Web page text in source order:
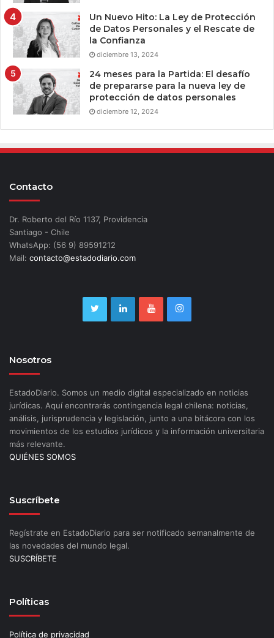
Un Nuevo Hito: La Ley de Protección
de Datos Personales y el Rescate de
la Confianza
diciembre 13, 2024
24 meses para la Partida: El desafío
de prepararse para la nueva ley de
protección de datos personales
diciembre 12, 2024
Contacto
Dr. Roberto del Río 1137, Providencia
Santiago - Chile
WhatsApp: (56 9) 89591212
Mail: contacto@estadodiario.com
Nosotros
EstadoDiario. Somos un medio digital especializado en noticias
jurídicas. Aquí encontrarás contingencia legal chilena: noticias,
análisis, jurisprudencia y legislación, junto a una bitácora con los
movimientos de los estudios jurídicos y la información universitaria
más relevante.
QUIÉNES SOMOS
Suscríbete
Regístrate en EstadoDiario para ser notificado semanalmente de
las novedades del mundo legal.
SUSCRÍBETE
Políticas
Política de privacidad